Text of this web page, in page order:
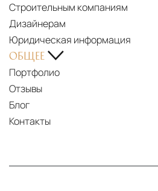
Строительным компаниям
Дизайнерам
Юридическая информация
ОБЩЕЕ
Портфолио
Отзывы
Блог
Контакты